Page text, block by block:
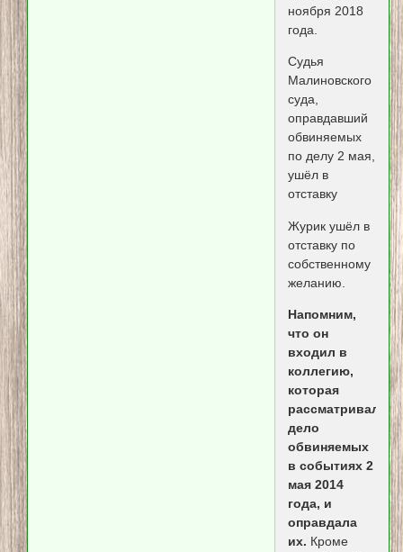
ноября 2018
года.
Судья
Малиновского
суда,
оправдавший
обвиняемых
по делу 2 мая,
ушёл в
отставку
Журик ушёл в
отставку по
собственному
желанию.
Напомним,
что он
входил в
коллегию,
которая
рассматривала
дело
обвиняемых
в событиях 2
мая 2014
года, и
оправдала
их. Кроме